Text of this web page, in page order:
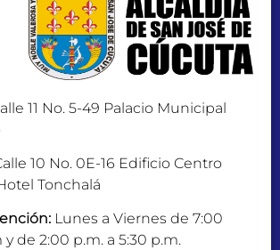
11 No. 5-49 Palacio Municipal
10 No. 0E-16 Edificio Centro
Tonchalá
Lunes a Viernes de 7:00
y de 2:00 p.m. a 5:30 p.m.